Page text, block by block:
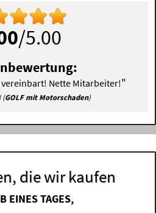
/5.00
vereinbart! Nette Mitarbeiter!"
(GOLF mit Motorschaden)
die wir kaufen
EINES TAGES,